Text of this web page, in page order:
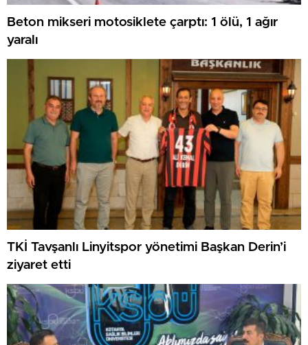
Beton mikseri motosiklete çarptı: 1 ölü, 1 ağır
yaralı
TKİ Tavşanlı Linyitspor yönetimi Başkan Derin’i
ziyaret etti